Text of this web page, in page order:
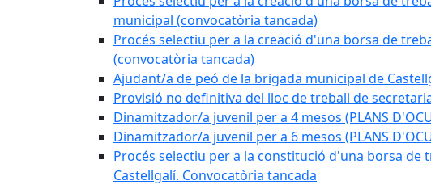
municipal (convocatòria tancada)
Procés selectiu per a la creació d'una borsa de
(convocatòria tancada)
Ajudant/a de peó de la brigada municipal de
Provisió no definitiva del lloc de treball de
Dinamitzador/a juvenil per a 4 mesos (PLANS
Dinamitzador/a juvenil per a 6 mesos (PLANS
Procés selectiu per a la constitució d'una borsa
Castellgalí. Convocatòria tancada